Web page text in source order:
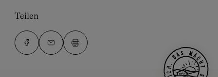
Teilen